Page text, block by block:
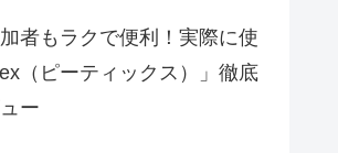
者もラクで便利！実際に使
（ピーティックス）」徹底
ー